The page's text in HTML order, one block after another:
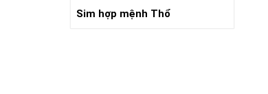
Sim hợp mệnh Thổ